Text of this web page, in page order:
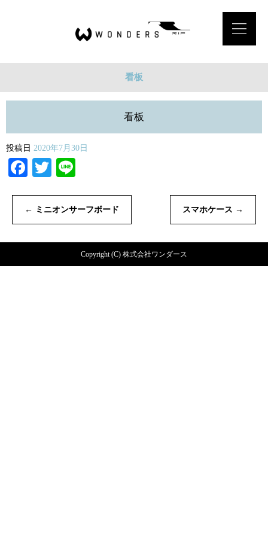
看板
看板
投稿日 2020年7月30日
Facebook
Twitter
← ミニオンサーフボード スマホケース →
Copyright (C) 株式会社ワンダース